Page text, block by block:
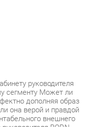
дополняя образ
внешнего
BORN.
информации